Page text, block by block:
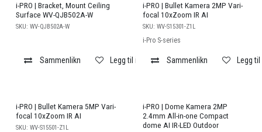
i-PRO | Bracket, Mount Ceiling
Surface WV-QJB502A-W
SKU: WV-QJB502A-W
Sammenlikn Legg til i ønskeliste
i-PRO | Bullet Kamera 2MP Vari-
focal 10xZoom IR AI
SKU: WV-S15301-Z1L
i-Pro S-series
Sammenlikn Legg
i-PRO | Bullet Kamera 5MP Vari-
focal 10xZoom IR AI
SKU: WV-S15501-Z1L
i-PRO | Dome Kamera 2MP
2.4mm All-in-one Compact
dome AI IR-LED Outdoor